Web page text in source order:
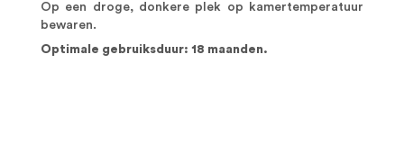
Op een droge, donkere plek op kamertemperatuur
bewaren.
Optimale gebruiksduur: 18 maanden.